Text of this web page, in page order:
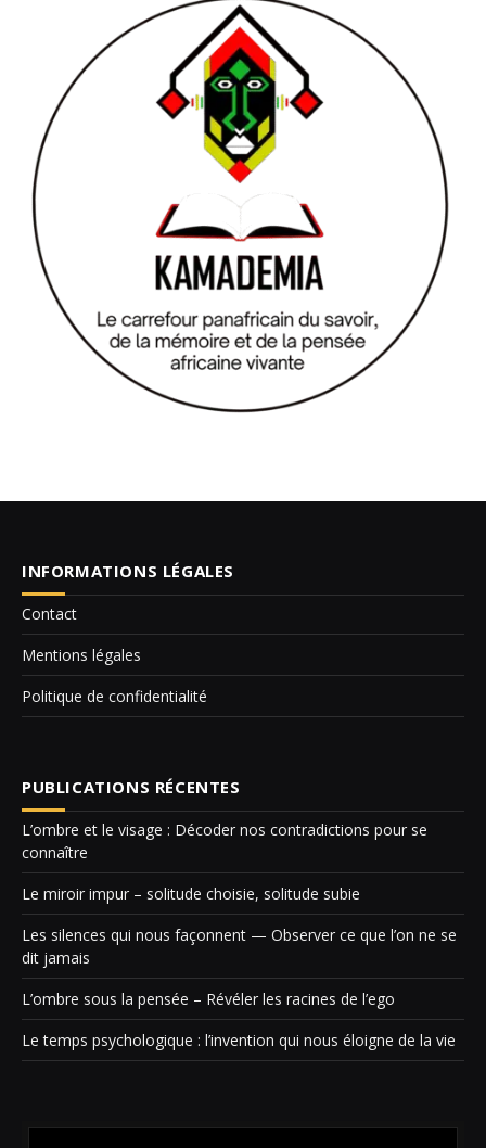
INFORMATIONS LÉGALES
Contact
Mentions légales
Politique de confidentialité
PUBLICATIONS RÉCENTES
L’ombre et le visage : Décoder nos contradictions pour se
connaître
Le miroir impur – solitude choisie, solitude subie
Les silences qui nous façonnent — Observer ce que l’on ne se
dit jamais
L’ombre sous la pensée – Révéler les racines de l’ego
Le temps psychologique : l’invention qui nous éloigne de la vie